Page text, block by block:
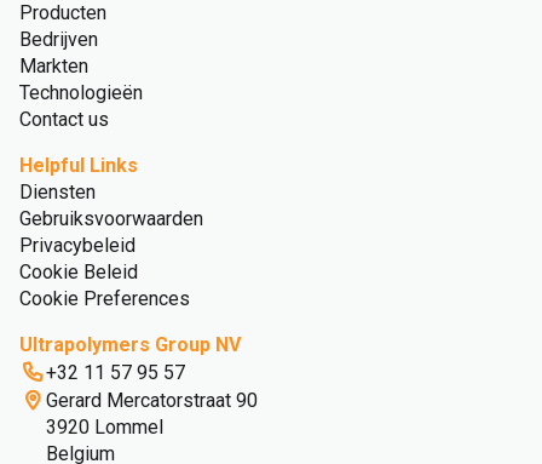
Producten
Bedrijven
Markten
Technologieën
Contact us
Helpful Links
Diensten
Gebruiksvoorwaarden
Privacybeleid
Cookie Beleid
Cookie Preferences
Ultrapolymers Group NV
+32 11 57 95 57
Gerard Mercatorstraat 90
3920 Lommel
Belgium